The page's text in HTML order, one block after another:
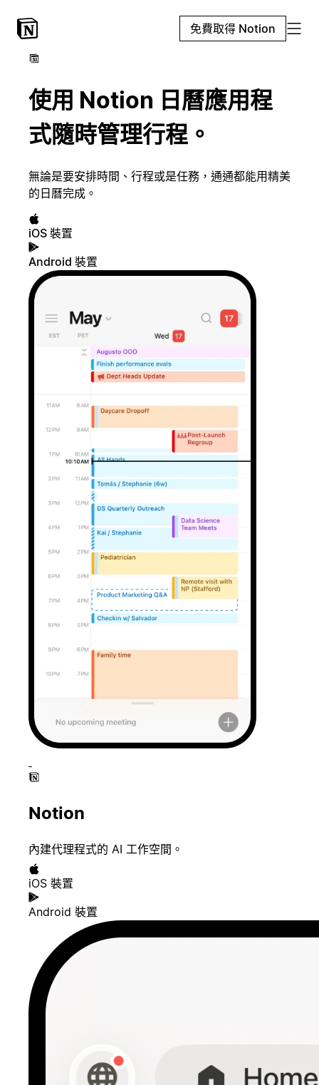
免費取得 Notion
使用 Notion 日曆應用程
式隨時管理行程。
無論是要安排時間、行程或是任務，通通都能用精美
的日曆完成。
iOS 裝置
Android 裝置
Notion
內建代理程式的 AI 工作空間。
iOS 裝置
Android 裝置